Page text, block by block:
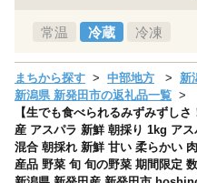
常温 冷蔵 冷凍
まちから探す 中部地方
新
新潟県 新発田市の返礼品一覧
【生でも食べられるみずみずし
産 アスパラ 新鮮 朝採り 1kg ア
混合 朝採れ 新鮮 甘い 柔らかい
産品 野菜 旬 旬の野菜 期間限定